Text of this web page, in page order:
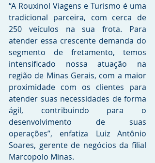
“A Rouxinol Viagens e Turismo é uma
tradicional parceira, com cerca de
250 veículos na sua frota. Para
atender essa crescente demanda do
segmento de fretamento, temos
intensificado nossa atuação na
região de Minas Gerais, com a maior
proximidade com os clientes para
atender suas necessidades de forma
ágil, contribuindo para o
desenvolvimento de suas
operações”, enfatiza Luiz Antônio
Soares, gerente de negócios da filial
Marcopolo Minas.